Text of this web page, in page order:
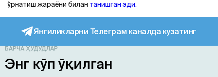
ўрнатиш жараёни билан танишган эди.
Янгиликларни Телеграм каналда кузатинг
БАРЧА ҲУДУДЛАР
Энг кўп ўқилган